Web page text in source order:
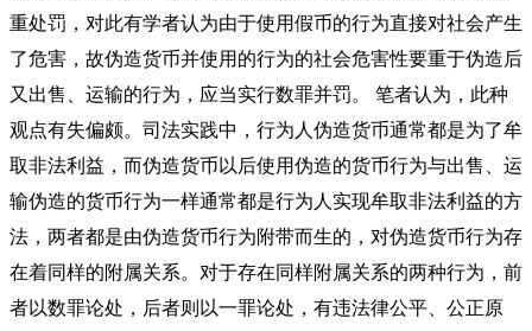
重处罚，对此有学者认为由于使用假币的行为直接对社会产生
了危害，故伪造货币并使用的行为的社会危害性要重于伪造后
又出售、运输的行为，应当实行数罪并罚。 笔者认为，此种
观点有失偏颇。司法实践中，行为人伪造货币通常都是为了牟
取非法利益，而伪造货币以后使用伪造的货币行为与出售、运
输伪造的货币行为一样通常都是行为人实现牟取非法利益的方
法，两者都是由伪造货币行为附带而生的，对伪造货币行为存
在着同样的附属关系。对于存在同样附属关系的两种行为，前
者以数罪论处，后者则以一罪论处，有违法律公平、公正原